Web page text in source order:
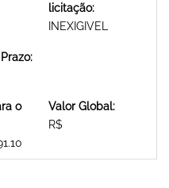
licitação:
INEXIGIVEL
o
Valor Global:
R$